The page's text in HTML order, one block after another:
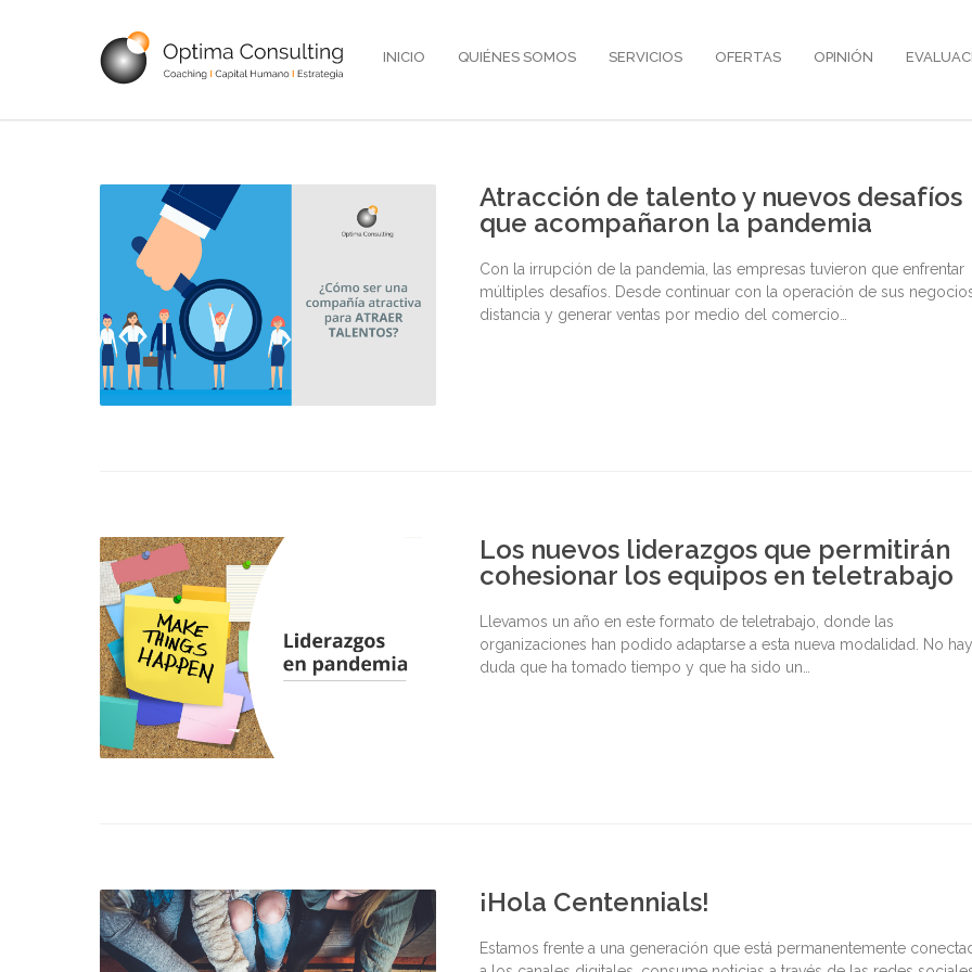
INICIO QUIÉNES SOMOS SERVICIOS OFERTAS OPINIÓN
Atracción de talento y nuevos desafíos
que acompañaron la pandemia
Con la irrupción de la pandemia, las empresas tuvieron que enfrentar
múltiples desafíos. Desde continuar con la operación de sus
distancia y generar ventas por medio del comercio…
Los nuevos liderazgos que permitirán
cohesionar los equipos en teletrabajo
Llevamos un año en este formato de teletrabajo, donde las
organizaciones han podido adaptarse a esta nueva modalidad. No hay
duda que ha tomado tiempo y que ha sido un…
¡Hola Centennials!
Estamos frente a una generación que está permanentemente